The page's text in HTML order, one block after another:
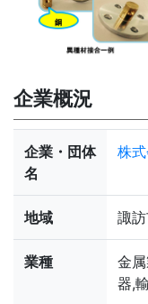
企業概況
企業・団体
名
株
地域 諏
業種
金
器,